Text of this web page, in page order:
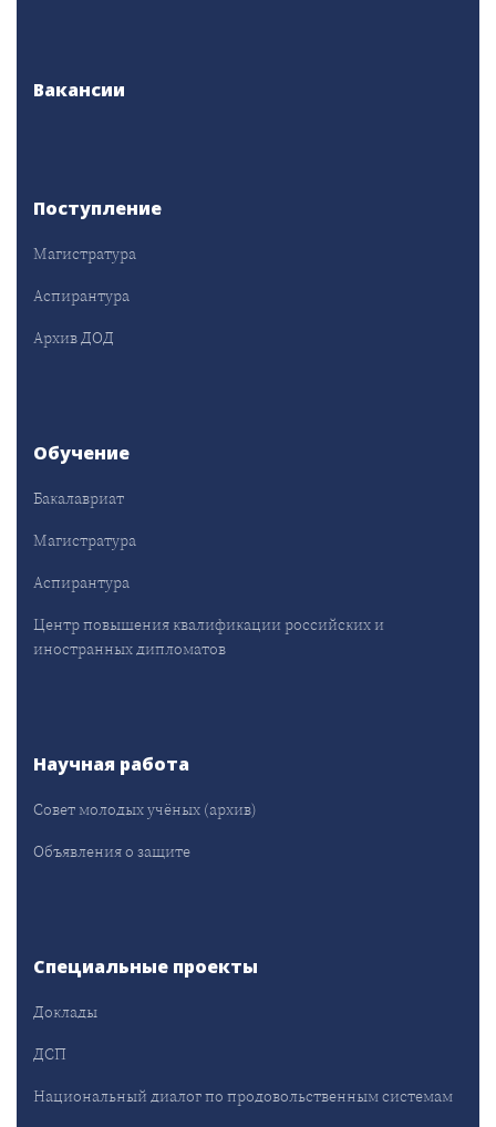
Вакансии
Поступление
Магистратура
Аспирантура
Архив ДОД
Обучение
Бакалавриат
Магистратура
Аспирантура
Центр повышения квалификации российских и
иностранных дипломатов
Научная работа
Совет молодых учёных (архив)
Объявления о защите
Специальные проекты
Доклады
ДСП
Национальный диалог по продовольственным системам